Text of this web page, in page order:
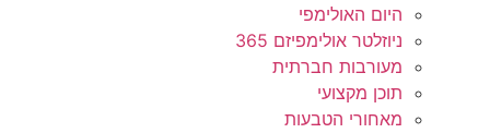
היום האולימפי
ניוזלטר אולימפיזם 365
מעורבות חברתית
תוכן מקצועי
מאחורי הטבעות